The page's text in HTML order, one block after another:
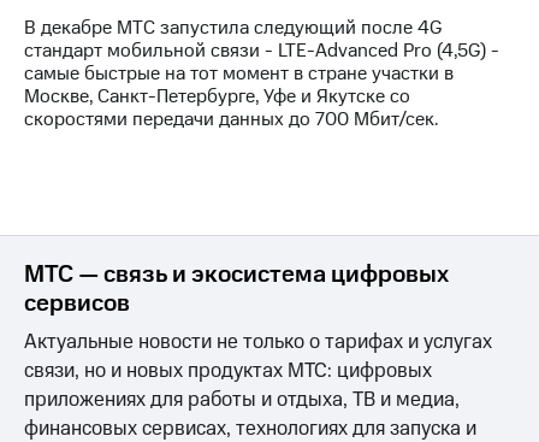
В декабре МТС запустила следующий после 4G
стандарт мобильной связи - LTE-Advanced Pro (4,5G) -
самые быстрые на тот момент в стране участки в
Москве, Санкт-Петербурге, Уфе и Якутске cо
скоростями передачи данных до 700 Мбит/сек.
МТС — связь и экосистема цифровых
сервисов
Актуальные новости не только о тарифах и услугах
связи, но и новых продуктах МТС: цифровых
приложениях для работы и отдыха, ТВ и медиа,
финансовых сервисах, технологиях для запуска и